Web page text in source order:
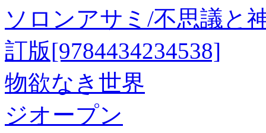
ソロンアサミ/不思議と
訂版[9784434234538]
物欲なき世界
ジオープン